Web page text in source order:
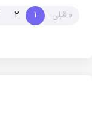
« قبلی 1
2